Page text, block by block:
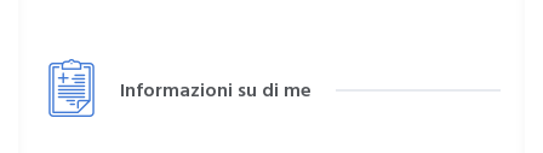
Informazioni su di me